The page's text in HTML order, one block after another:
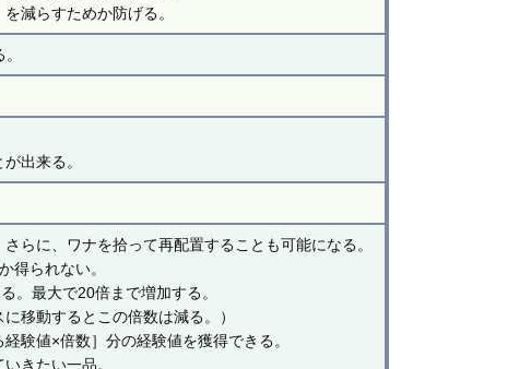
減らすためか防げる。
出来る。
らに、ワナを拾って再配置することも可能になる。
得られない。
。最大で20倍まで増加する。
移動するとこの倍数は減る。）
験値×倍数］分の経験値を獲得できる。
きたい一品。